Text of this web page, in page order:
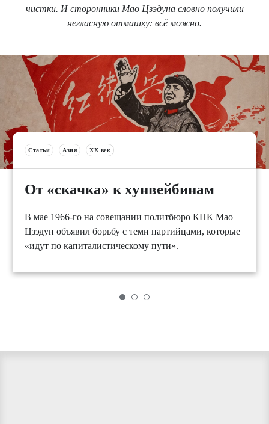
чистки. И сторонники Мао Цзэдуна словно получили
негласную отмашку: всё можно.
Статьи Азия XX век
От «скачка» к хунвейбинам
В мае 1966-го на совещании политбюро КПК Мао
Цзэдун объявил борьбу с теми партийцами, которые
«идут по капиталистическому пути».